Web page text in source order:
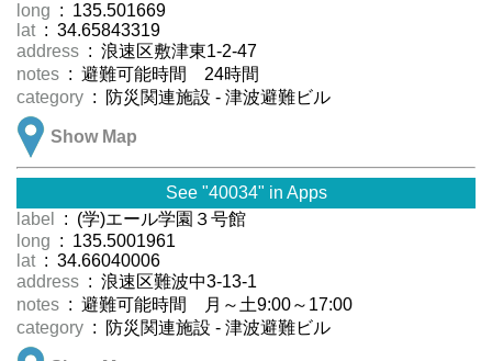
long : 135.501669
lat : 34.65843319
address : 浪速区敷津東1-2-47
notes : 避難可能時間 24時間
category : 防災関連施設 - 津波避難ビル
Show Map
See "40034" in Apps
label
: (学)エール学園３号館
long : 135.5001961
lat : 34.66040006
address : 浪速区難波中3-13-1
notes : 避難可能時間 月～土9:00～17:00
category : 防災関連施設 - 津波避難ビル